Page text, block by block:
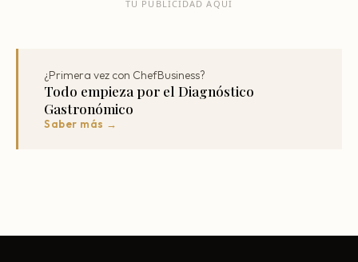
TU PUBLICIDAD AQUI
¿Primera vez con ChefBusiness?
Todo empieza por el Diagnóstico
Gastronómico
Saber más →